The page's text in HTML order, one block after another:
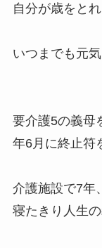
自分が歳をと
いつまでも元
要介護5の義母
年6月に終止符
介護施設で7年
寝たきり人生の